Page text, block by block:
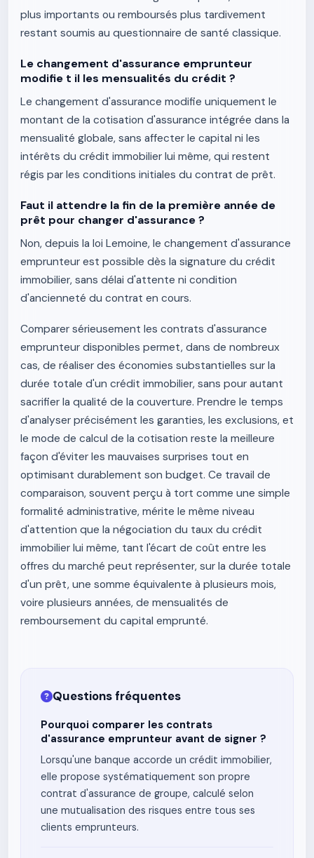
plus importants ou remboursés plus tardivement
restant soumis au questionnaire de santé classique.
Le changement d'assurance emprunteur
modifie t il les mensualités du crédit ?
Le changement d'assurance modifie uniquement le
montant de la cotisation d'assurance intégrée dans la
mensualité globale, sans affecter le capital ni les
intérêts du crédit immobilier lui même, qui restent
régis par les conditions initiales du contrat de prêt.
Faut il attendre la fin de la première année de
prêt pour changer d'assurance ?
Non, depuis la loi Lemoine, le changement d'assurance
emprunteur est possible dès la signature du crédit
immobilier, sans délai d'attente ni condition
d'ancienneté du contrat en cours.
Comparer sérieusement les contrats d'assurance
emprunteur disponibles permet, dans de nombreux
cas, de réaliser des économies substantielles sur la
durée totale d'un crédit immobilier, sans pour autant
sacrifier la qualité de la couverture. Prendre le temps
d'analyser précisément les garanties, les exclusions, et
le mode de calcul de la cotisation reste la meilleure
façon d'éviter les mauvaises surprises tout en
optimisant durablement son budget. Ce travail de
comparaison, souvent perçu à tort comme une simple
formalité administrative, mérite le même niveau
d'attention que la négociation du taux du crédit
immobilier lui même, tant l'écart de coût entre les
offres du marché peut représenter, sur la durée totale
d'un prêt, une somme équivalente à plusieurs mois,
voire plusieurs années, de mensualités de
remboursement du capital emprunté.
Questions fréquentes
Pourquoi comparer les contrats
d'assurance emprunteur avant de signer ?
Lorsqu'une banque accorde un crédit immobilier,
elle propose systématiquement son propre
contrat d'assurance de groupe, calculé selon
une mutualisation des risques entre tous ses
clients emprunteurs.